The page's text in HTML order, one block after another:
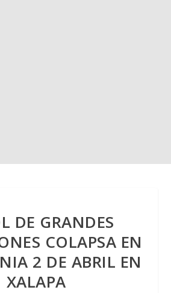
DE GRANDES
COLAPSA EN
2 DE ABRIL EN
XALAPA